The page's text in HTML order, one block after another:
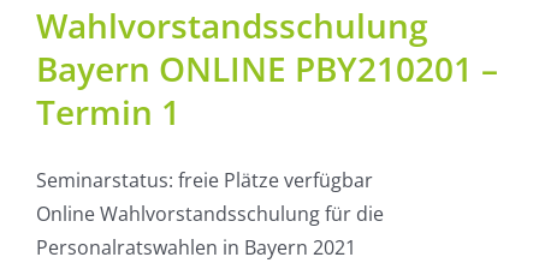
Wahlvorstandsschulung
Bayern ONLINE PBY210201 –
Termin 1
Seminarstatus: freie Plätze verfügbar
Online Wahlvorstandsschulung für die
Personalratswahlen in Bayern 2021